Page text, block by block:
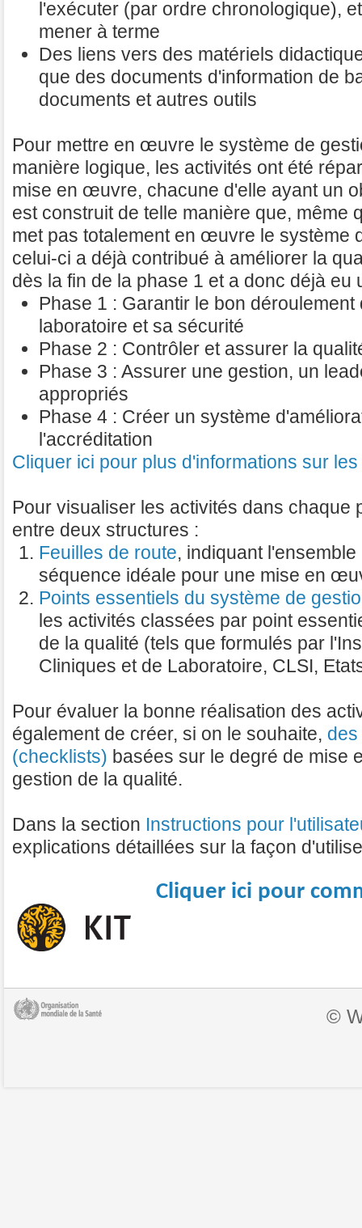
l'exécuter (par ordre chronologique),
mener à terme
Des liens vers des matériels
que des documents d'information de
documents et autres outils
Pour mettre en œuvre le système de
manière logique, les activités ont été
mise en œuvre, chacune d'elle ayant un
est construit de telle manière que, même
met pas totalement en œuvre le système
celui-ci a déjà contribué à améliorer la
dès la fin de la phase 1 et a donc déjà eu
Phase 1 : Garantir le bon
laboratoire et sa sécurité
Phase 2 : Contrôler et assurer la
Phase 3 : Assurer une gestion, un
appropriés
Phase 4 : Créer un système
l'accréditation
Cliquer ici pour plus d'informations sur
Pour visualiser les activités dans chaque
entre deux structures :
Feuilles de route, indiquant
séquence idéale pour une mise en
Points essentiels du système de
les activités classées par point
de la qualité (tels que formulés par
Cliniques et de Laboratoire, CLSI,
Pour évaluer la bonne réalisation des
également de créer, si on le souhaite,
(checklists) basées sur le degré de mise
gestion de la qualité.
Dans la section Instructions pour
explications détaillées sur la façon
Cliquer ici pour
©